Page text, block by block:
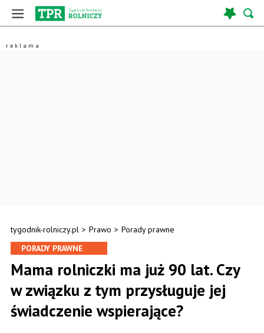
tygodnik-rolniczy.pl > Prawo > Porady prawne
PORADY PRAWNE
Mama rolniczki ma już 90 lat. Czy
w związku z tym przysługuje jej
świadczenie wspierające?